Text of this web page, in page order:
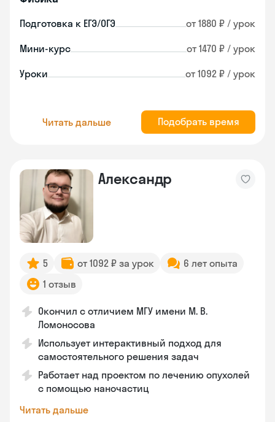
Подготовка к ЕГЭ/ОГЭ от 1880 ₽ / урок
Мини-курс от 1470 ₽ / урок
Уроки от 1092 ₽ / урок
Читать дальше Подобрать время
Александр
5 от 1092 ₽ за урок
6 лет опыта
1 отзыв
Окончил с отличием МГУ имени М. В.
Ломоносова
Использует интерактивный подход для
самостоятельного решения задач
Работает над проектом по лечению опухолей
с помощью наночастиц
Читать дальше